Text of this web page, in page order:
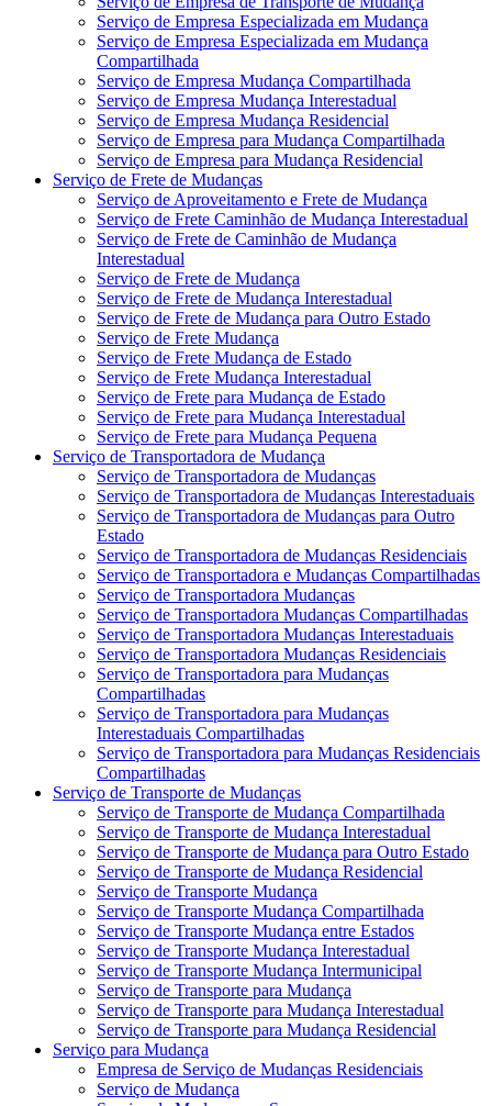
Serviço de Empresa Especializada em Mudança
Serviço de Empresa Especializada em Mudança
Compartilhada
Serviço de Empresa Mudança Compartilhada
Serviço de Empresa Mudança Interestadual
Serviço de Empresa Mudança Residencial
Serviço de Empresa para Mudança Compartilhada
Serviço de Empresa para Mudança Residencial
Serviço de Frete de Mudanças
Serviço de Aproveitamento e Frete de Mudança
Serviço de Frete Caminhão de Mudança Interestadual
Serviço de Frete de Caminhão de Mudança
Interestadual
Serviço de Frete de Mudança
Serviço de Frete de Mudança Interestadual
Serviço de Frete de Mudança para Outro Estado
Serviço de Frete Mudança
Serviço de Frete Mudança de Estado
Serviço de Frete Mudança Interestadual
Serviço de Frete para Mudança de Estado
Serviço de Frete para Mudança Interestadual
Serviço de Frete para Mudança Pequena
Serviço de Transportadora de Mudança
Serviço de Transportadora de Mudanças
Serviço de Transportadora de Mudanças Interestaduais
Serviço de Transportadora de Mudanças para Outro
Estado
Serviço de Transportadora de Mudanças Residenciais
Serviço de Transportadora e Mudanças Compartilhadas
Serviço de Transportadora Mudanças
Serviço de Transportadora Mudanças Compartilhadas
Serviço de Transportadora Mudanças Interestaduais
Serviço de Transportadora Mudanças Residenciais
Serviço de Transportadora para Mudanças
Compartilhadas
Serviço de Transportadora para Mudanças
Interestaduais Compartilhadas
Serviço de Transportadora para Mudanças Residenciais
Compartilhadas
Serviço de Transporte de Mudanças
Serviço de Transporte de Mudança Compartilhada
Serviço de Transporte de Mudança Interestadual
Serviço de Transporte de Mudança para Outro Estado
Serviço de Transporte de Mudança Residencial
Serviço de Transporte Mudança
Serviço de Transporte Mudança Compartilhada
Serviço de Transporte Mudança entre Estados
Serviço de Transporte Mudança Interestadual
Serviço de Transporte Mudança Intermunicipal
Serviço de Transporte para Mudança
Serviço de Transporte para Mudança Interestadual
Serviço de Transporte para Mudança Residencial
Serviço para Mudança
Empresa de Serviço de Mudanças Residenciais
Serviço de Mudança